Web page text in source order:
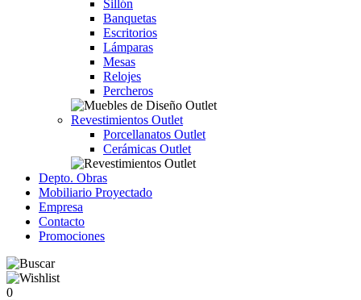
Sillón
Banquetas
Escritorios
Lámparas
Mesas
Relojes
Percheros
Revestimientos Outlet
Porcellanatos Outlet
Cerámicas Outlet
Depto. Obras
Mobiliario Proyectado
Empresa
Contacto
Promociones
0